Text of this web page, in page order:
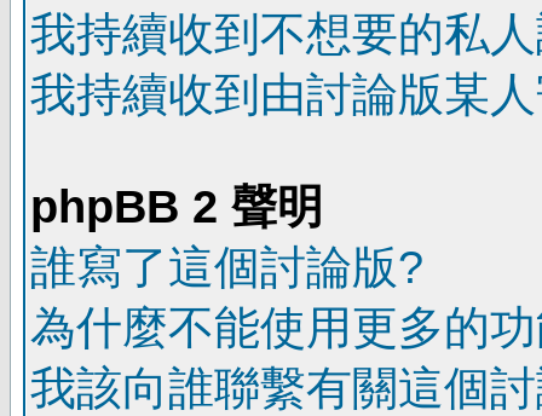
我持續收到不想要的私
我持續收到由討論版某
phpBB 2 聲明
誰寫了這個討論版?
為什麼不能使用更多的
我該向誰聯繫有關這個